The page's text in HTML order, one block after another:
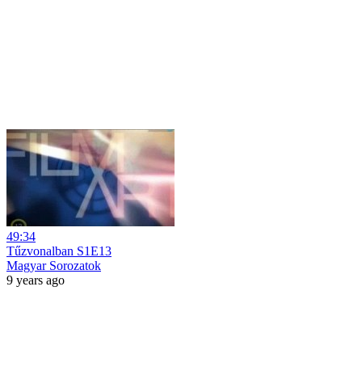
49:34
Tűzvonalban S1E13
Magyar Sorozatok
9 years ago